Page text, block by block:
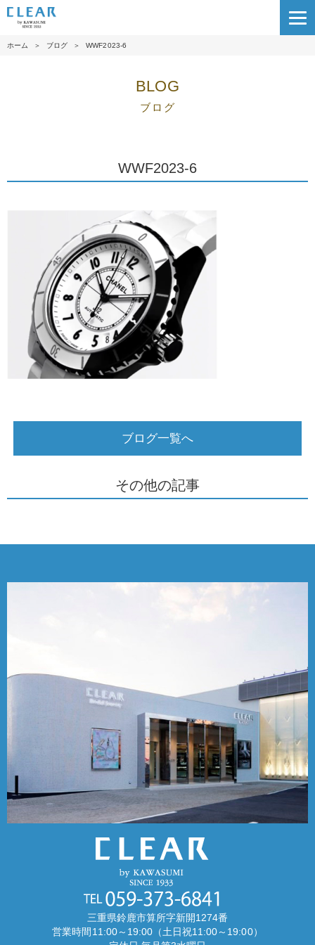
ホーム ＞ ブログ ＞ WWF2023-6
BLOG
ブログ
WWF2023-6
ブログ一覧へ
その他の記事
三重県鈴鹿市算所字新開1274番
営業時間11:00～19:00（土日祝11:00～19:00）